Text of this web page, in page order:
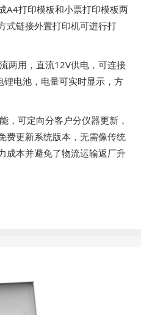
A4打印模板和小票打印模板两
式链接外置打印机可进行打
用，直流12V供电，可连接
电池，电量可实时显示，方
可定向分客户分仪器更新，
费更新系统版本，无需像传统
成本并避免了物流运输返厂升